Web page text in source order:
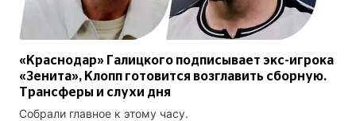
«Краснодар» Галицкого подписывает экс-игрока
«Зенита», Клопп готовится возглавить сборную.
Трансферы и слухи дня
Собрали главное к этому часу.